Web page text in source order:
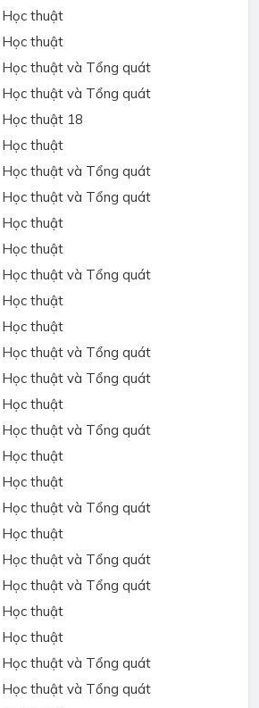
Học thuật
Học thuật
Học thuật và Tổng quát
Học thuật và Tổng quát
Học thuật 18
Học thuật
Học thuật và Tổng quát
Học thuật và Tổng quát
Học thuật
Học thuật
Học thuật và Tổng quát
Học thuật
Học thuật
Học thuật và Tổng quát
Học thuật và Tổng quát
Học thuật
Học thuật và Tổng quát
Học thuật
Học thuật
Học thuật và Tổng quát
Học thuật
Học thuật và Tổng quát
Học thuật và Tổng quát
Học thuật
Học thuật
Học thuật và Tổng quát
Học thuật và Tổng quát